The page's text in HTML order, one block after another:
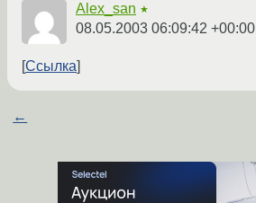
Alex_san ★
08.05.2003 06:09:42 +00:00
Ссылка
←